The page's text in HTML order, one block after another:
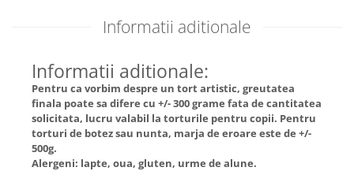
Informatii aditionale
Informatii aditionale:
Pentru ca vorbim despre un tort artistic, greutatea
finala poate sa difere cu +/- 300 grame fata de cantitatea
solicitata, lucru valabil la torturile pentru copii. Pentru
torturi de botez sau nunta, marja de eroare este de +/-
500g.
Alergeni: lapte, oua, gluten, urme de alune.